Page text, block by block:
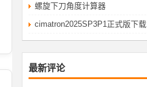
螺旋下刀角度计算器
cimatron2025SP3P1正式版下载
最新评论